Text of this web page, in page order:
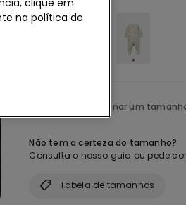
Selecionar um
Não tem a certeza do tamanho?
Consulta o nosso guia ou pede
Tabela de tamanhos
clique em
na política de